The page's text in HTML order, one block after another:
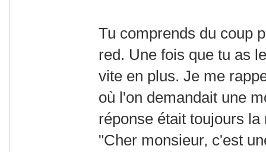
Tu comprends du coup
red. Une fois que tu as
vite en plus. Je me
où l'on demandait une
réponse était toujours la
"Cher monsieur, c'est